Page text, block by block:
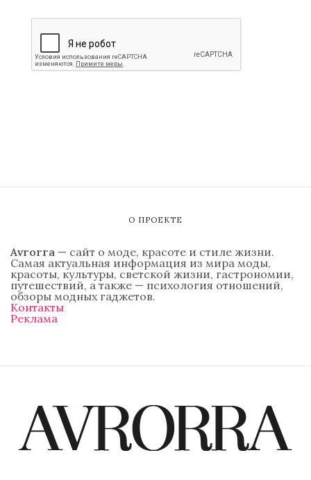
О ПРОЕКТЕ
Avrorra — сайт о моде, красоте и стиле жизни.
Самая актуальная информация из мира моды,
красоты, культуры, светской жизни, гастрономии,
путешествий, а также — психология отношений,
обзоры модных гаджетов.
Контакты
Реклама